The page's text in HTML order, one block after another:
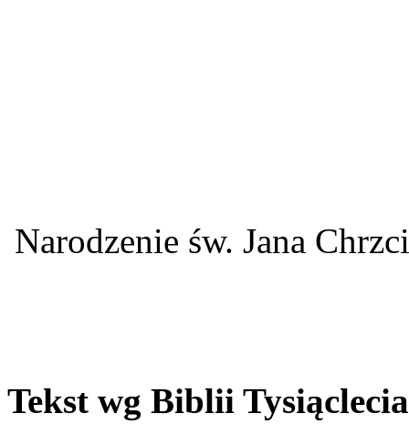
Narodzenie św. Jana
Tekst wg Biblii